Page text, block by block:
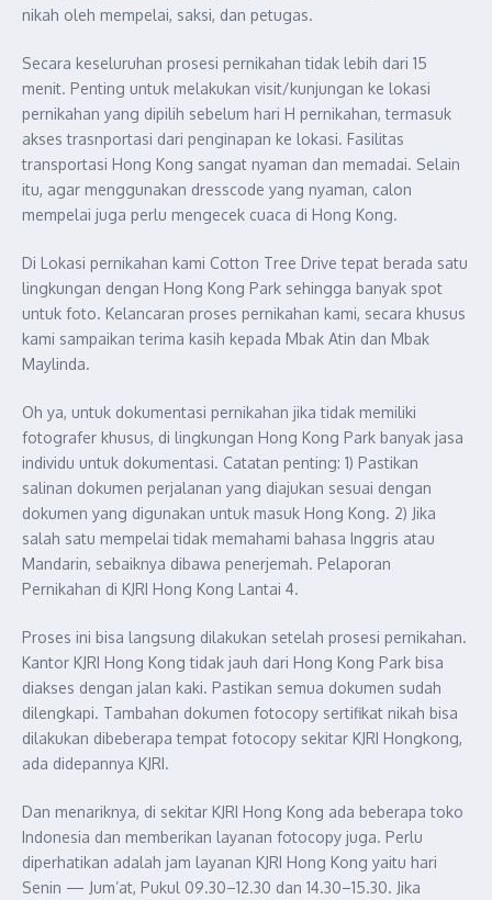
nikah oleh mempelai, saksi, dan petugas.
Secara keseluruhan prosesi pernikahan tidak lebih dari 15
menit. Penting untuk melakukan visit/kunjungan ke lokasi
pernikahan yang dipilih sebelum hari H pernikahan, termasuk
akses trasnportasi dari penginapan ke lokasi. Fasilitas
transportasi Hong Kong sangat nyaman dan memadai. Selain
itu, agar menggunakan dresscode yang nyaman, calon
mempelai juga perlu mengecek cuaca di Hong Kong.
Di Lokasi pernikahan kami Cotton Tree Drive tepat berada satu
lingkungan dengan Hong Kong Park sehingga banyak spot
untuk foto. Kelancaran proses pernikahan kami, secara khusus
kami sampaikan terima kasih kepada Mbak Atin dan Mbak
Maylinda.
Oh ya, untuk dokumentasi pernikahan jika tidak memiliki
fotografer khusus, di lingkungan Hong Kong Park banyak jasa
individu untuk dokumentasi. Catatan penting: 1) Pastikan
salinan dokumen perjalanan yang diajukan sesuai dengan
dokumen yang digunakan untuk masuk Hong Kong. 2) Jika
salah satu mempelai tidak memahami bahasa Inggris atau
Mandarin, sebaiknya dibawa penerjemah. Pelaporan
Pernikahan di KJRI Hong Kong Lantai 4.
Proses ini bisa langsung dilakukan setelah prosesi pernikahan.
Kantor KJRI Hong Kong tidak jauh dari Hong Kong Park bisa
diakses dengan jalan kaki. Pastikan semua dokumen sudah
dilengkapi. Tambahan dokumen fotocopy sertifikat nikah bisa
dilakukan dibeberapa tempat fotocopy sekitar KJRI Hongkong,
ada didepannya KJRI.
Dan menariknya, di sekitar KJRI Hong Kong ada beberapa toko
Indonesia dan memberikan layanan fotocopy juga. Perlu
diperhatikan adalah jam layanan KJRI Hong Kong yaitu hari
Senin — Jum’at, Pukul 09.30–12.30 dan 14.30–15.30. Jika